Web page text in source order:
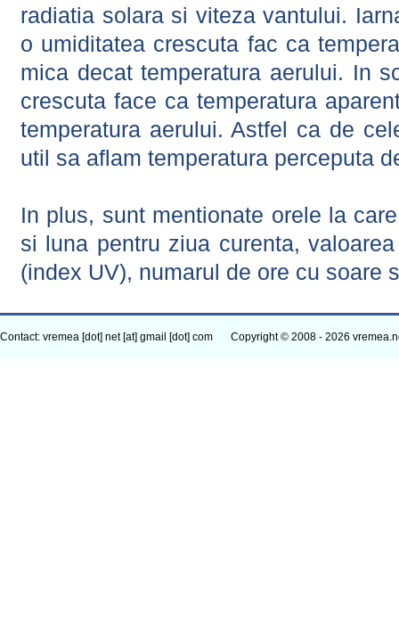
radiatia solara si viteza vantului.
o umiditatea crescuta fac ca
mica decat temperatura aerului. In
crescuta face ca temperatura
temperatura aerului. Astfel ca de
util sa aflam temperatura perceputa
In plus, sunt mentionate orele la
si luna pentru ziua curenta,
(index UV), numarul de ore cu soare
Contact: vremea [dot] net [at] gmail [dot] com Copyright © 2008 - 2026